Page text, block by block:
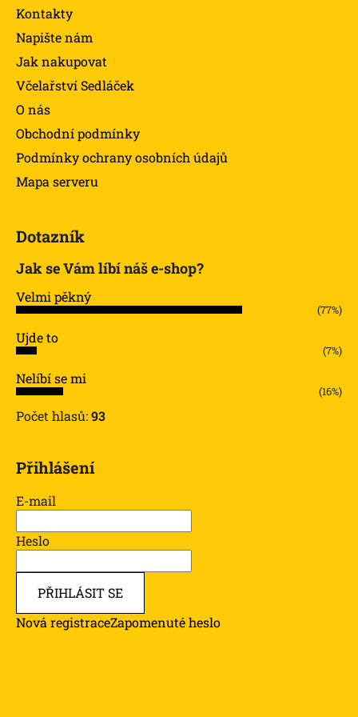
Kontakty
Napište nám
Jak nakupovat
Včelařství Sedláček
O nás
Obchodní podmínky
Podmínky ochrany osobních údajů
Mapa serveru
Dotazník
Jak se Vám líbí náš e-shop?
Velmi pěkný
(77%)
Ujde to
(7%)
Nelíbí se mi
(16%)
Počet hlasů:93
Přihlášení
E-mail
Heslo
PŘIHLÁSIT SE
Nová registraceZapomenuté heslo